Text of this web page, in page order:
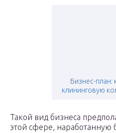
Бизнес-план:
клининговую
Такой вид бизнеса
этой сфере, наработанную